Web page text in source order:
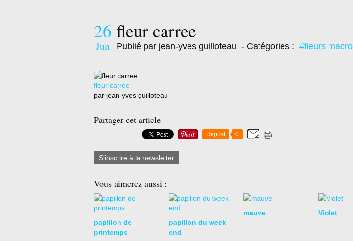
26
Jun
fleur carree
Publié par jean-yves guilloteau - Catégories : #fleurs macro
fleur carree
par jean-yves guilloteau
Partager cet article
Repost 0
S'inscrire à la newsletter
Vous aimerez aussi :
papillon de
printemps
papillon du week
end
mauve Violet